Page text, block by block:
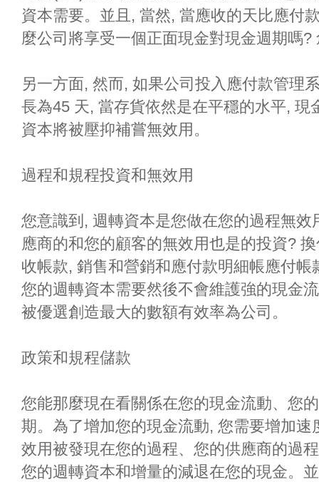
資本需要。並且, 當然, 當應收的天比應付
麼公司將享受一個正面現金對現金週期嗎?
另一方面, 然而, 如果公司投入應付款管理
長為45 天, 當存貨依然是在平穩的水平,
資本將被壓抑補嘗無效用。
過程和規程投資和無效用
您意識到, 週轉資本是您做在您的過程無
應商的和您的顧客的無效用也是的投資?
收帳款, 銷售和營銷和應付款明細帳應付
您的週轉資本需要然後不會維護強的現金
被優選創造最大的數額有效率為公司。
政策和規程儲款
您能那麼現在看關係在您的現金流動、您
期。為了增加您的現金流動, 您需要增加
效用被發現在您的過程、您的供應商的過
您的週轉資本和增量的減退在您的現金。